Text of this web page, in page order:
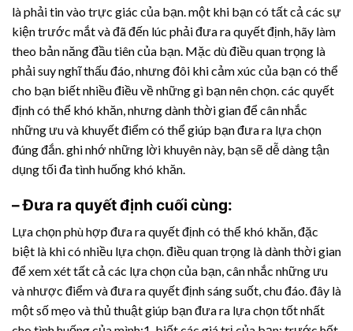
là phải tin vào trực giác của bạn. một khi bạn có tất cả các sự
kiện trước mắt và đã đến lúc phải đưa ra quyết định, hãy làm
theo bản năng đầu tiên của bạn. Mặc dù điều quan trọng là
phải suy nghĩ thấu đáo, nhưng đôi khi cảm xúc của bạn có thể
cho bạn biết nhiều điều về những gì bạn nên chọn. các quyết
định có thể khó khăn, nhưng dành thời gian để cân nhắc
những ưu và khuyết điểm có thể giúp bạn đưa ra lựa chọn
đúng đắn. ghi nhớ những lời khuyên này, bạn sẽ dễ dàng tận
dụng tối đa tình huống khó khăn.
– Đưa ra quyết định cuối cùng:
Lựa chọn phù hợp đưa ra quyết định có thể khó khăn, đặc
biệt là khi có nhiều lựa chọn. điều quan trọng là dành thời gian
để xem xét tất cả các lựa chọn của bạn, cân nhắc những ưu
và nhược điểm và đưa ra quyết định sáng suốt, chu đáo. đây là
một số mẹo và thủ thuật giúp bạn đưa ra lựa chọn tốt nhất